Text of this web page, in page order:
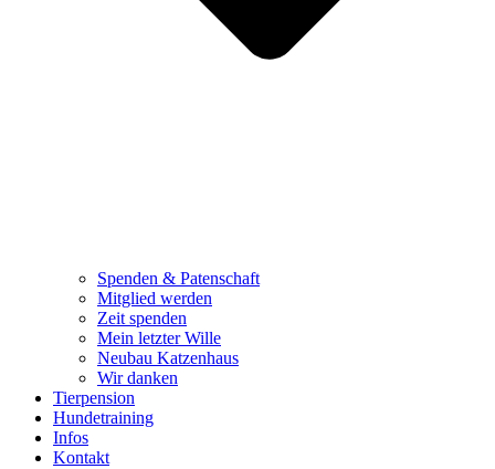
Spenden & Patenschaft
Mitglied werden
Zeit spenden
Mein letzter Wille
Neubau Katzenhaus
Wir danken
Tierpension
Hundetraining
Infos
Kontakt